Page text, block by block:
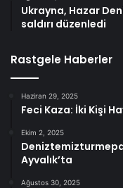
Ukrayna, Hazar
saldırı düzenledi
Rastgele Haberler
Haziran 29, 2025
Feci Kaza: İki Kişi
Ekim 2, 2025
Ayvalık’ta
Ağustos 30, 2025